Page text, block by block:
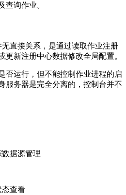
查询作业。
无直接关系，是通过读取作业注册
更新注册中心数据修改全局配置。
否运行，但不能控制作业进程的启
服务器是完全分离的，控制台并不
据源管理
态查看